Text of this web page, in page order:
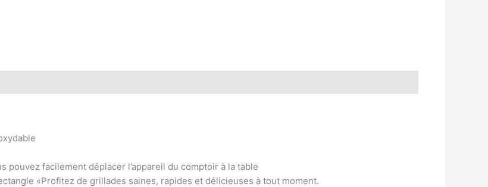
facilement déplacer l’appareil du comptoir à la table
«Profitez de grillades saines, rapides et délicieuses à tout moment.